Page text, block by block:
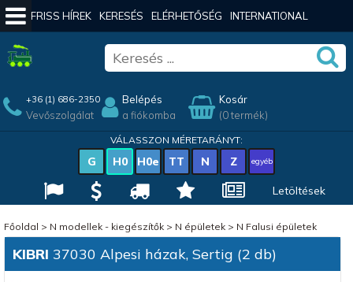
FRISS HÍREK KERESÉS ELÉRHETŐSÉG INTERNATIONAL
+36 (1) 686-2350
Vevőszolgálat
Belépés
a fiókomba
Kosár
(0 termék)
VÁLASSZON MÉRETARÁNYT:
G H0 H0e TT N Z egyéb
Letöltések
Főoldal > N modellek - kiegészítők> N épületek> N Falusi épületek
KIBRI 37030 Alpesi házak, Sertig (2 db)